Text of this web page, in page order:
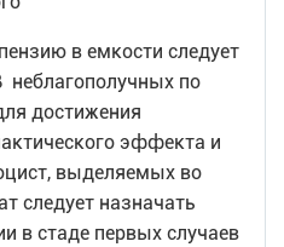
в емкости следует
неблагополучных по
достижения
эффекта и
выделяемых во
следует назначать
в стаде первых случаев